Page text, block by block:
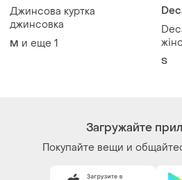
Джинсова куртка
джинсовка
M и еще 1
S
Загружайте
Покупайте вещи и